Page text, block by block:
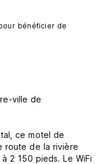
bénéficier de
ville de
ce motel de
route de la rivière
2 150 pieds. Le WiFi